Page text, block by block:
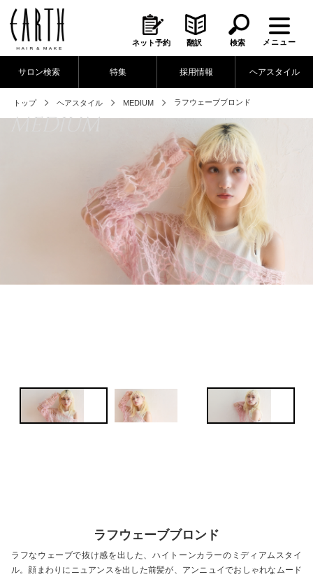
ネット予約 翻訳 検索 メニュー
サロン検索 特集 採用情報 ヘアスタイル
トップ ヘアスタイル MEDIUM ラフウェーブブロンド
MEDIUM
ラフウェーブブロンド
ラフなウェーブで抜け感を出した、ハイトーンカラーのミディアムスタイ
ル。顔まわりにニュアンスを出した前髪が、アンニュイでおしゃれなムード